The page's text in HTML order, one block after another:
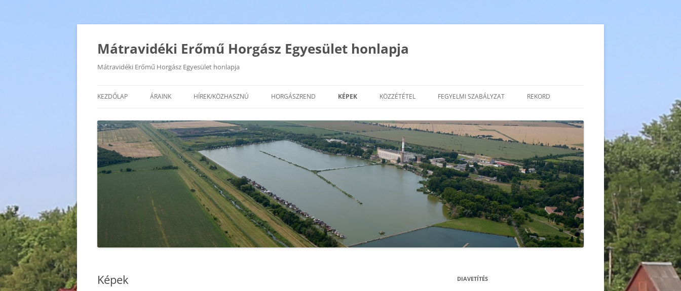
Mátravidéki Erőmű Horgász Egyesület honlapja
Mátravidéki Erőmű Horgász Egyesület honlapja
a
KEZDŐLAP ÁRAINK HÍREK/KÖZHASZNÚ HORGÁSZREND KÉPEK KÖZZÉTÉTEL FEGYELMI SZABÁLYZAT REKORD
Képek DIAVETÍTÉS